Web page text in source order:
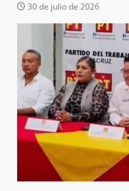
30 de julio de 2026